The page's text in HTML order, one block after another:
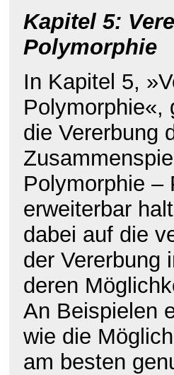
Kapitel 5:
Polymorphie
In Kapitel 5,
Polymorphie«,
die Vererbung
Polymorphie –
erweiterbar
dabei auf die
der Vererbung
deren
An Beispielen
wie die
am besten